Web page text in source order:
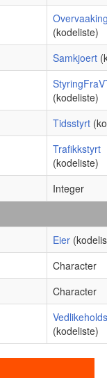
(kodeliste)
Samkjoert
(kodeliste)
Tidsstyrt
Trafikkstyrt
(kodeliste)
Integer
Eier
Character
Character
(kodeliste)